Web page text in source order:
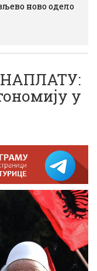
ново одело
у